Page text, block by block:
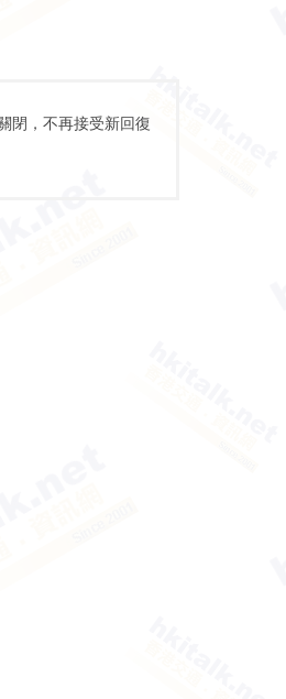
閉，不再接受新回復